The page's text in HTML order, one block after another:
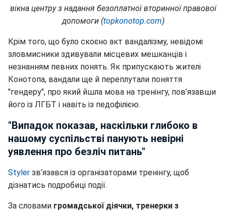
вікна центру з надання безоплатної вторинної правової
допомоги (topkonotop.com)
Крім того, що було скоєно акт вандалізму, невідомі
зловмисники здивували місцевих мешканців і
незнанням певних понять. Як припускають жителі
Конотопа, вандали ще й переплутали поняття
"гендеру", про який йшла мова на тренінгу, пов’язавши
його із ЛГБТ і навіть із педофілією.
"Випадок показав, наскільки глибоко в
нашому суспільстві панують невірні
уявлення про безліч питань"
Styler зв’язався із організаторами тренінгу, щоб
дізнатись подробиці події.
За словами громадської діячки, тренерки з